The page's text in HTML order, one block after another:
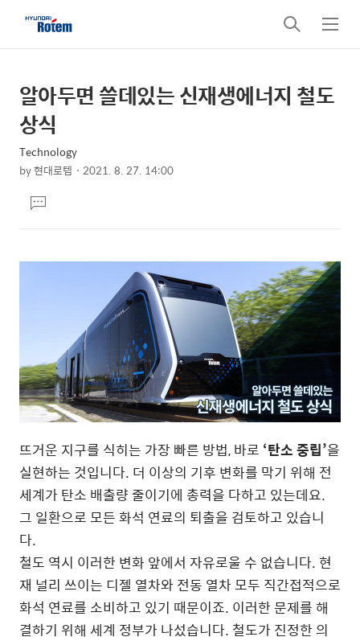
검
색
메
뉴
상
세
컨
텐
본
문
제
목
알아두면 쓸데있는 신재생에너지 철도
상식
Technology
by현대로템 2021. 8. 27. 14:00
문댓
글
뜨거운 지구를 식히는 가장 빠른 방법, 바로 ‘탄소 중립’을
실현하는 것입니다. 더 이상의 기후 변화를 막기 위해 전
세계가 탄소 배출량 줄이기에 총력을 다하고 있는데요.
그 일환으로 모든 화석 연료의 퇴출을 검토하고 있습니
다.
철도 역시 이러한 변화 앞에서 자유로울 수 없습니다. 현
재 널리 쓰이는 디젤 열차와 전동 열차 모두 직간접적으로
화석 연료를 소비하고 있기 때문이죠. 이러한 문제를 해
결하기 위해 세계 정부가 나섰습니다. 철도가 진정한 의